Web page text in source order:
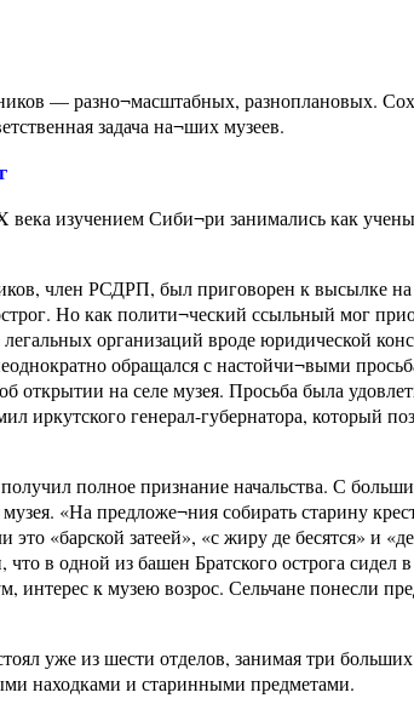
— разно¬масштабных, разноплановых.
задача на¬ших музеев.
изучением Сиби¬ри занимались как
член РСДРП, был приговорен к высылке
Но как полити¬ческий ссыльный мог
организаций вроде юридической
обращался с настойчи¬выми
на селе музея. Просьба была
иркутского генерал-губернатора, который
полное признание начальства. С
«На предложе¬ния собирать старину
это «барской затеей», «с жиру де бесятся» и
в одной из башен Братского острога сидел
интерес к музею возрос. Сельчане понесли
уже из шести отделов, занимая три
находками и старинными предметами.